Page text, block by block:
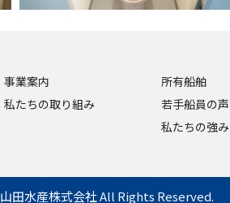
事業案内
私たちの取り組み
所有船舶
若手船員の声
私たちの強み
山田水産株式会社All Rights Reserved.